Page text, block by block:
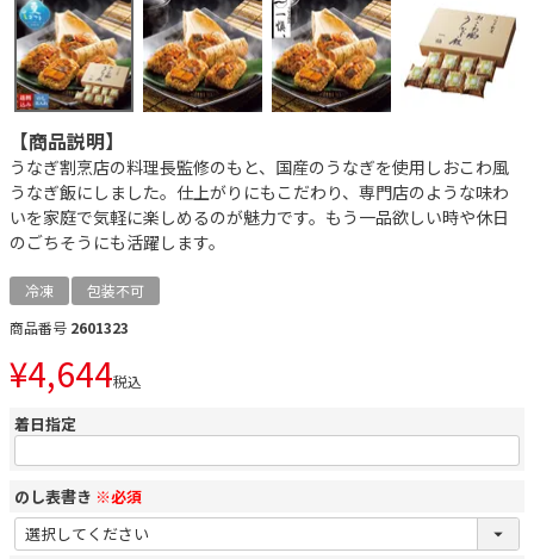
【商品説明】
うなぎ割烹店の料理長監修のもと、国産のうなぎを使用しおこわ風
うなぎ飯にしました。仕上がりにもこだわり、専門店のような味わ
いを家庭で気軽に楽しめるのが魅力です。もう一品欲しい時や休日
のごちそうにも活躍します。
冷凍
包装不可
商品番号 2601323
¥4,644税込
着日指定
のし表書き ※必須